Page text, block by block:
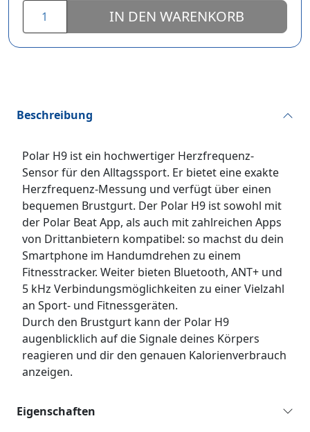
IN DEN WARENKORB
Beschreibung
Polar H9 ist ein hochwertiger Herzfrequenz-
Sensor für den Alltagssport. Er bietet eine exakte
Herzfrequenz-Messung und verfügt über einen
bequemen Brustgurt. Der Polar H9 ist sowohl mit
der Polar Beat App, als auch mit zahlreichen Apps
von Drittanbietern kompatibel: so machst du dein
Smartphone im Handumdrehen zu einem
Fitnesstracker. Weiter bieten Bluetooth, ANT+ und
5 kHz Verbindungsmöglichkeiten zu einer Vielzahl
an Sport- und Fitnessgeräten.
Durch den Brustgurt kann der Polar H9
augenblicklich auf die Signale deines Körpers
reagieren und dir den genauen Kalorienverbrauch
anzeigen.
Eigenschaften